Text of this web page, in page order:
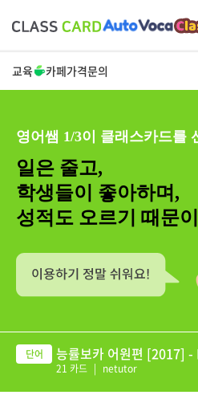
교육 카페가격문의
영어쌤 1/3이 클래스카드를
일은 줄고,
학생들이 좋아하며,
성적도 오르기 때문
능률보카 어원편 [2017] -
21 카드 | netutor